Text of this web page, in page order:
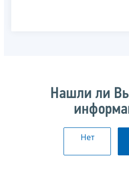
Нашли ли
Нет